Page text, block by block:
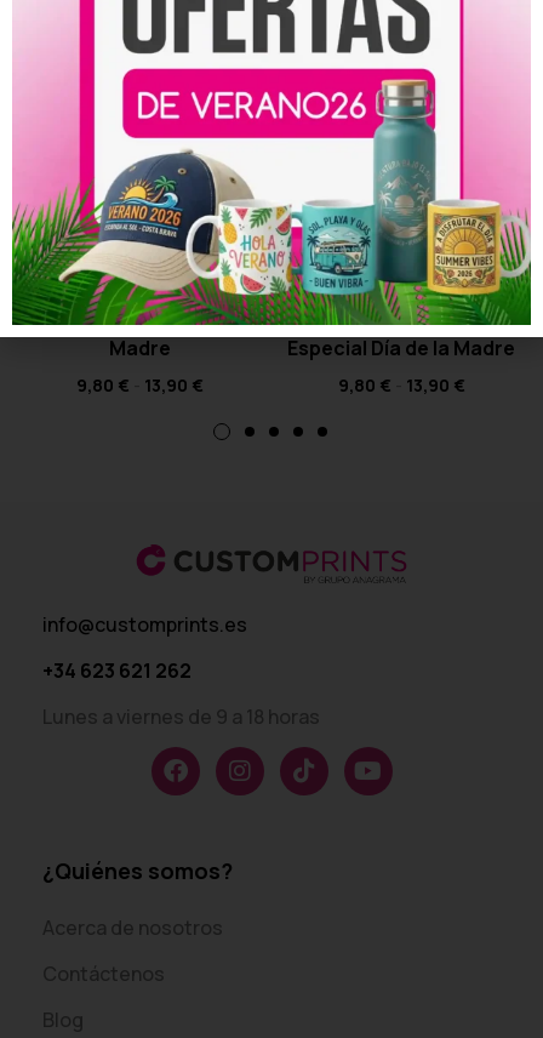
Camiseta El Trono es de
Mamá – Especial Día de la
Madre
9,80 € 13,90 €
Camiseta You’re the
Monica of this family –
Especial Día de la Madre
9,80 € 13,90 €
info@customprints.es
+34 623 621 262
Lunes a viernes de 9 a 18 horas
¿Quiénes somos?
Acerca de nosotros
Contáctenos
Blog